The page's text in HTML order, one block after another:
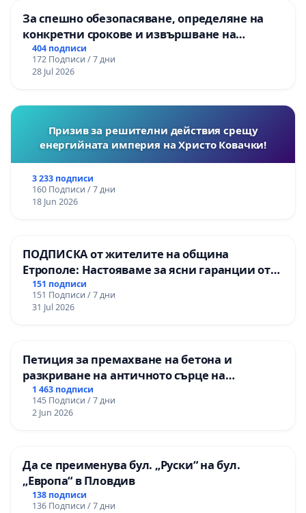
За спешно обезопасяване, определяне на
конкретни срокове и извършване на
цялостна рехабилитация на
републиканския път между пътен възел АМ
„Тракия“ - гр. Ихтиман - с. Мирово - к.к.
404 подписи
172 Подписи / 7 дни
28 Jul 2026
Призив за решителни действия срещу
енергийната империя на Христо Ковачки!
3 233 подписи
160 Подписи / 7 дни
18 Jun 2026
ПОДПИСКА от жителите на община
Етрополе: Настояваме за ясни гаранции от
“Елаците-МЕД” АД и от държавата, че ще се
изпълнят всички екологични норми!
151 подписи
151 Подписи / 7 дни
31 Jul 2026
Петиция за премахване на бетона и
разкриване на античното сърце на
Могиланската могила във Враца
1 463 подписи
145 Подписи / 7 дни
2 Jun 2026
Да се преименува бул. „Руски“ на бул.
„Европа“ в Пловдив
138 подписи
136 Подписи / 7 дни